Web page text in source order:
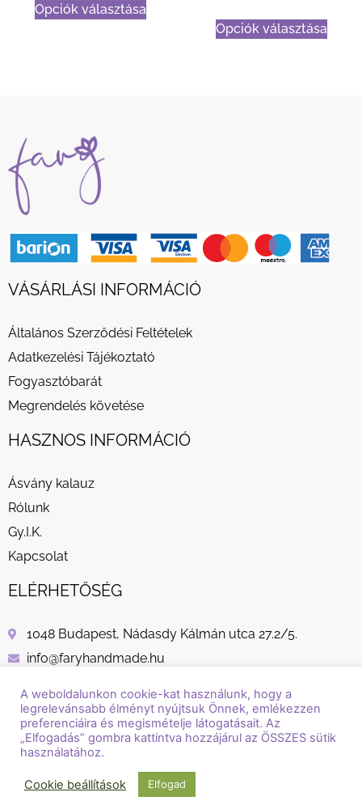
Opciók választása
Opciók választása
VÁSÁRLÁSI INFORMÁCIÓ
Általános Szerződési Feltételek
Adatkezelési Tájékoztató
Fogyasztóbarát
Megrendelés követése
HASZNOS INFORMÁCIÓ
Ásvány kalauz
Rólunk
Gy.I.K.
Kapcsolat
ELÉRHETŐSÉG
1048 Budapest, Nádasdy Kálmán utca 27.2/5.
info@faryhandmade.hu
A weboldalunkon cookie-kat használunk, hogy a
legrelevánsabb élményt nyújtsuk Önnek, emlékezzen
preferenciáira és megismételje látogatásait. Az
„Elfogadás” gombra kattintva hozzájárul az ÖSSZES sütik
használatához.
Cookie beállítások Elfogad